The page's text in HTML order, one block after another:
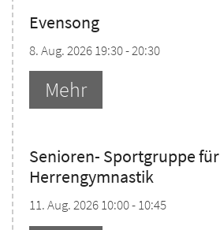
Evensong
8. Aug. 2026 19:30 - 20:30
Mehr
Senioren- Sportgruppe für
Herrengymnastik
11. Aug. 2026 10:00 - 10:45